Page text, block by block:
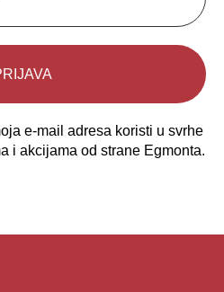
e-mail adresa koristi u svrhe
i akcijama od strane Egmonta.